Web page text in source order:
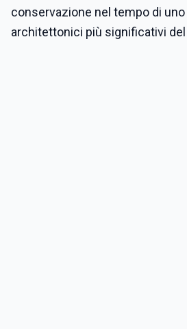
conservazione nel tempo di
architettonici più significativi